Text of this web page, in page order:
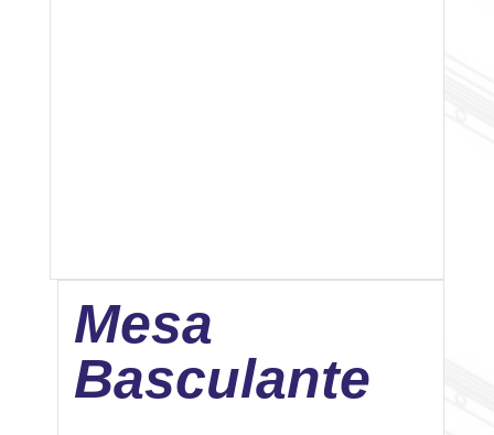
Mesa
Basculante